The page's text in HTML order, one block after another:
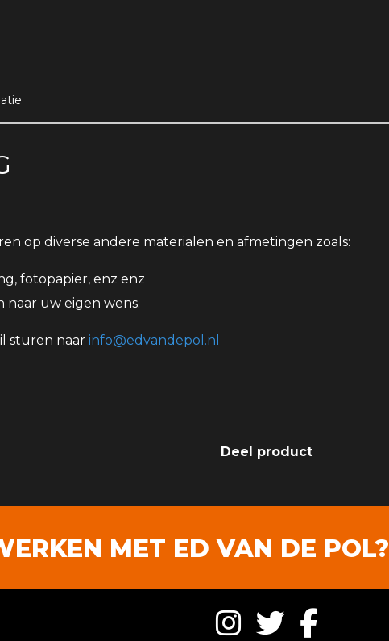
op diverse andere materialen en afmetingen zoals:
fotopapier, enz enz
naar uw eigen wens.
sturen naarinfo@edvandepol.nl
Deel product
MET ED VAN DE POL?